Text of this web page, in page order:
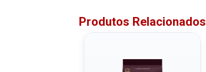
Produtos Relacionados